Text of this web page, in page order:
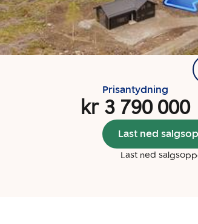
Prisantydning
kr 3 790 000
Last ned
Last ned